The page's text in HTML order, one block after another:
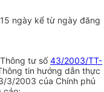
ngày kể từ ngày đăng
tư số43/2003/TT-
tin hướng dẫn thực
3/2003 của Chính phủ